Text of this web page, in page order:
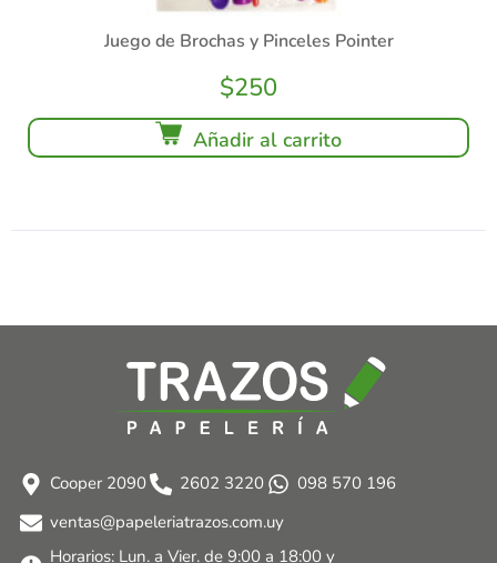
Juego de Brochas y Pinceles Pointer
$250
Añadir al carrito
Cooper 2090 2602 3220
098 570 196
ventas@papeleriatrazos.com.uy
Horarios: Lun. a Vier. de 9:00 a 18:00 y